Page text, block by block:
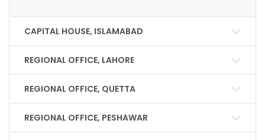
CAPITAL HOUSE, ISLAMABAD
REGIONAL OFFICE, LAHORE
REGIONAL OFFICE, QUETTA
REGIONAL OFFICE, PESHAWAR